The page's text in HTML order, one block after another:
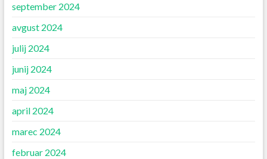
september 2024
avgust 2024
julij 2024
junij 2024
maj 2024
april 2024
marec 2024
februar 2024